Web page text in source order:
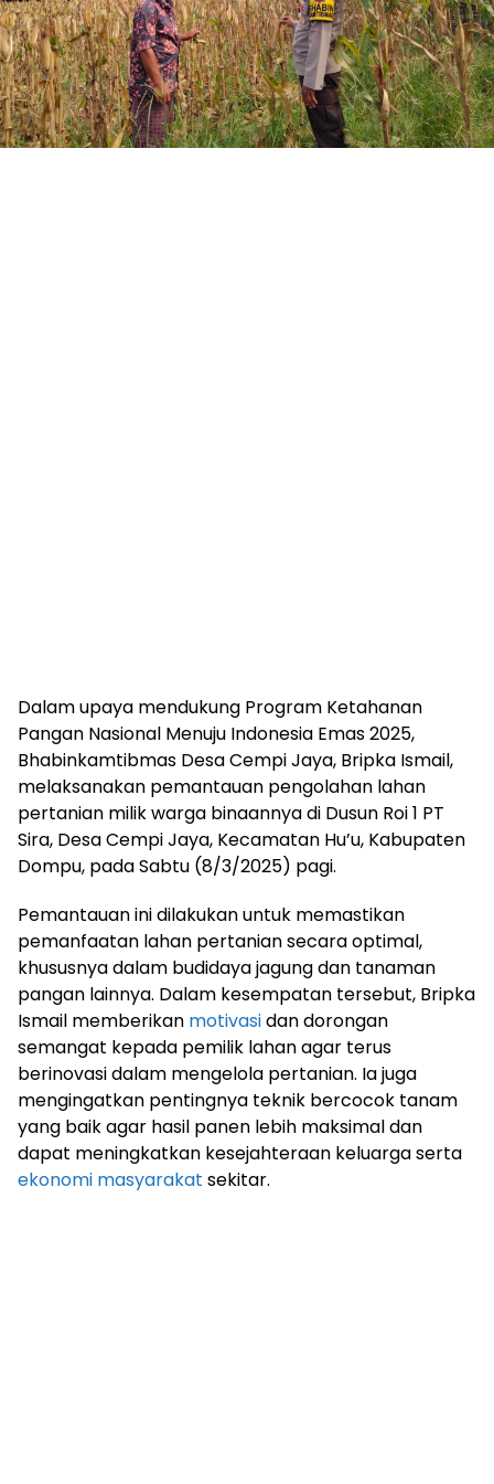
Dalam upaya mendukung Program Ketahanan
Pangan Nasional Menuju Indonesia Emas 2025,
Bhabinkamtibmas Desa Cempi Jaya, Bripka Ismail,
melaksanakan pemantauan pengolahan lahan
pertanian milik warga binaannya di Dusun Roi 1 PT
Sira, Desa Cempi Jaya, Kecamatan Hu’u, Kabupaten
Dompu, pada Sabtu (8/3/2025) pagi.
Pemantauan ini dilakukan untuk memastikan
pemanfaatan lahan pertanian secara optimal,
khususnya dalam budidaya jagung dan tanaman
pangan lainnya. Dalam kesempatan tersebut, Bripka
Ismail memberikan motivasidan dorongan
semangat kepada pemilik lahan agar terus
berinovasi dalam mengelola pertanian. Ia juga
mengingatkan pentingnya teknik bercocok tanam
yang baik agar hasil panen lebih maksimal dan
dapat meningkatkan kesejahteraan keluarga serta
ekonomi masyarakat sekitar.